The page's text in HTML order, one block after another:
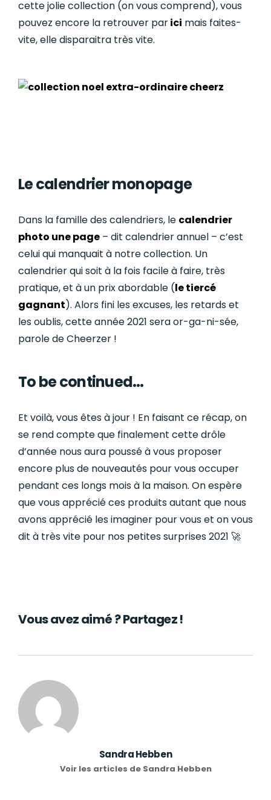
cette jolie collection (on vous comprend), vous
pouvez encore la retrouver parici mais faites-
vite, elle disparaitra très vite.
Le calendrier monopage
Dans la famille des calendriers, le calendrier
photo une page – dit calendrier annuel – c’est
celui qui manquait à notre collection. Un
calendrier qui soit à la fois facile à faire, très
pratique, et à un prix abordable (le tiercé
gagnant). Alors fini les excuses, les retards et
les oublis, cette année 2021 sera or-ga-ni-sée,
parole de Cheerzer !
To be continued…
Et voilà, vous êtes à jour ! En faisant ce récap, on
se rend compte que finalement cette drôle
d’année nous aura poussé à vous proposer
encore plus de nouveautés pour vous occuper
pendant ces longs mois à la maison. On espère
que vous apprécié ces produits autant que nous
avons apprécié les imaginer pour vous et on vous
dit à très vite pour nos petites surprises 2021 🚀
Vous avez aimé ? Partagez !
Sandra Hebben
Voir les articles de Sandra Hebben